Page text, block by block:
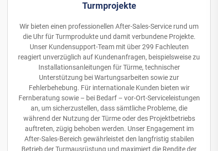
Turmprojekte
Wir bieten einen professionellen After-Sales-Service rund um
die Uhr für Turmprodukte und damit verbundene Projekte.
Unser Kundensupport-Team mit über 299 Fachleuten
reagiert unverzüglich auf Kundenanfragen, beispielsweise zu
Installationsanleitungen für Türme, technischer
Unterstützung bei Wartungsarbeiten sowie zur
Fehlerbehebung. Für internationale Kunden bieten wir
Fernberatung sowie – bei Bedarf – vor-Ort-Serviceleistungen
an, um sicherzustellen, dass sämtliche Probleme, die
während der Nutzung der Türme oder des Projektbetriebs
auftreten, zügig behoben werden. Unser Engagement im
After-Sales-Bereich gewährleistet den langfristig stabilen
Betrieb der Turmausrüstung und maximiert die Rendite der